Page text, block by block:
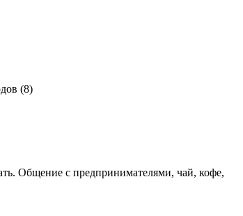
(8)
Общение с предпринимателями, чай, кофе,